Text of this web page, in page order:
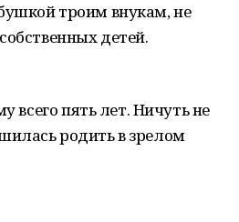
троим внукам, не
детей.
пять лет. Ничуть не
родить в зрелом